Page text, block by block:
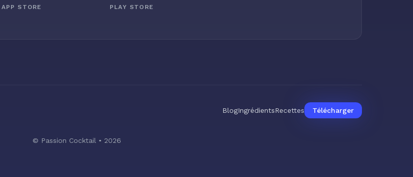
APP STORE PLAY STORE
BlogIngrédientsRecettes Télécharger
© Passion Cocktail • 2026